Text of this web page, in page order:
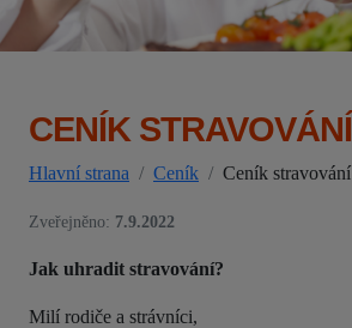
CENÍK STRAVOVÁNÍ
Hlavní strana Ceník Ceník stravování
Zveřejněno: 7.9.2022
Jak uhradit stravování?
Milí rodiče a strávníci,